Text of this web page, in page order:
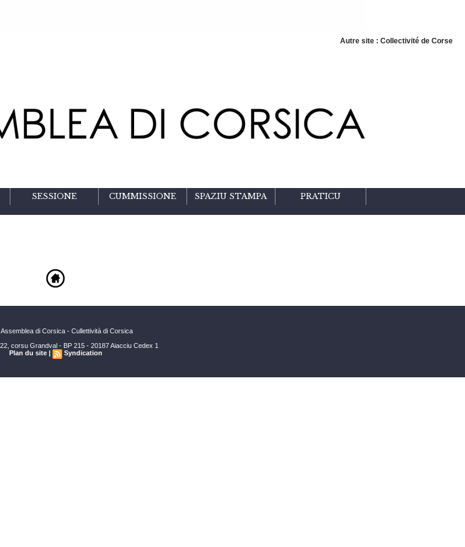
Autre site : Collectivité de Corse
SESSIONE CUMMISSIONE SPAZIU STAMPA PRATICU
di Corsica - Cullettività di Corsica
corsu Grandval - BP 215 - 20187 Aiacciu Cedex 1
Plan du site | Syndication